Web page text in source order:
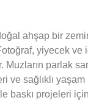
ahşap bir
yiyecek
Muzların parlak
ve sağlıklı
baskı projeleri